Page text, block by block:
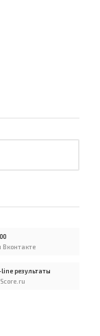
line результаты